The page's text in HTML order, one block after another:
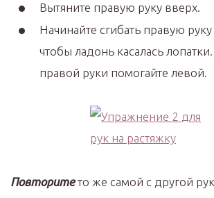
Вытяните правую руку вверх.
Начинайте сгибать правую руку
чтобы ладонь касалась
правой руки помогайте левой.
Повторитето же самой с другой